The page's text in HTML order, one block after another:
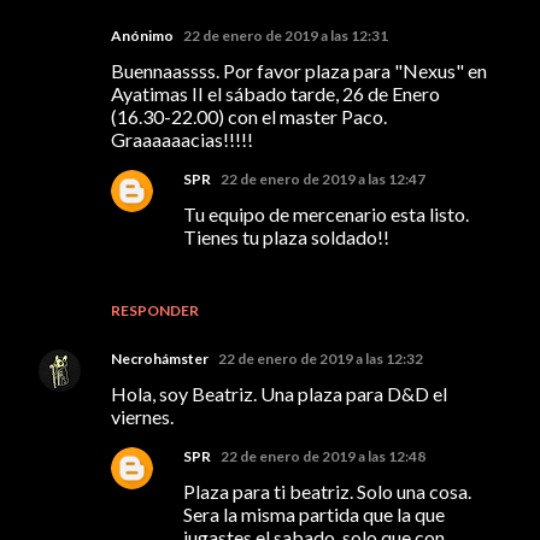
Anónimo 22 de enero de 2019 a las 12:31
Buennaassss. Por favor plaza para "Nexus" en
Ayatimas II el sábado tarde, 26 de Enero
(16.30-22.00) con el master Paco.
Graaaaaacias!!!!!
RESPONDER
SPR 22 de enero de 2019 a las 12:47
Tu equipo de mercenario esta listo.
Tienes tu plaza soldado!!
Necrohámster 22 de enero de 2019 a las 12:32
Hola, soy Beatriz. Una plaza para D&D el
viernes.
SPR 22 de enero de 2019 a las 12:48
Plaza para ti beatriz. Solo una cosa.
Sera la misma partida que la que